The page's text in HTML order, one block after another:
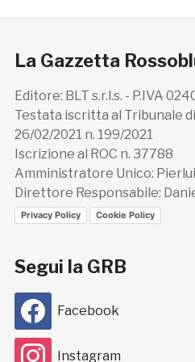
La Gazzetta
Editore: BLT s.r.l.s. - P.IVA
Testata iscritta al Tribunale
26/02/2021 n. 199/2021
Iscrizione al ROC n. 37788
Amministratore Unico:
Direttore Responsabile:
Privacy Policy Cookie Policy
Segui la GRB
Facebook
Instagram